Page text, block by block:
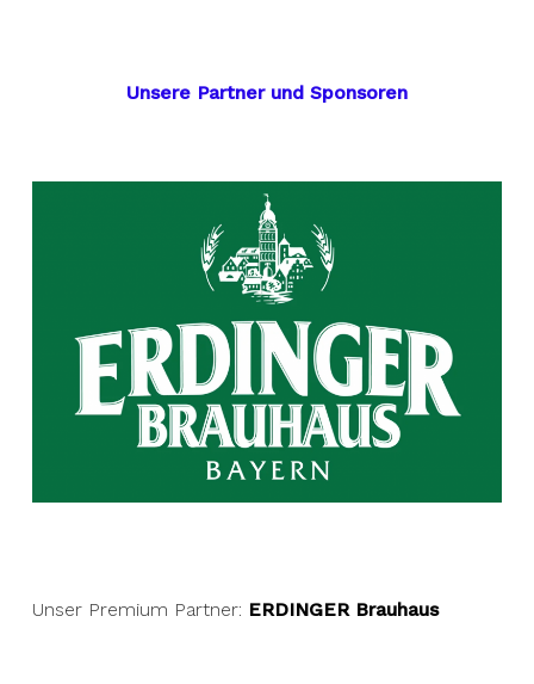
Unsere Partner und Sponsoren
Unser Premium Partner: ERDINGER Brauhaus